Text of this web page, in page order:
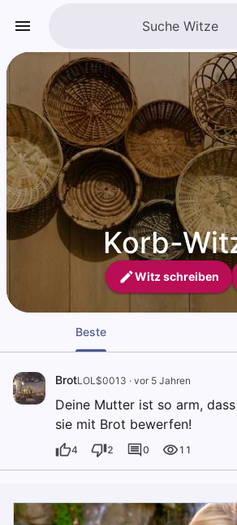
Korb-
Witz schreiben
Beste
BrotLOL$0013 · vor 5 Jahren
Deine Mutter ist so arm,
sie mit Brot bewerfen!
4 2 0 11